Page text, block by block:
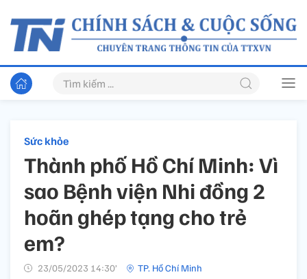
Sức khỏe
Thành phố Hồ Chí Minh: Vì
sao Bệnh viện Nhi đồng 2
hoãn ghép tạng cho trẻ
em?
23/05/2023 14:30’ TP. Hồ Chí Minh